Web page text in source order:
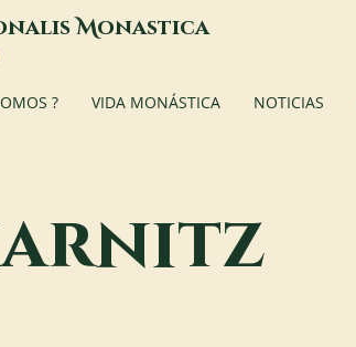
Monastica
? VIDA MONÁSTICA NOTICIAS